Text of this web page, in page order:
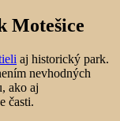
Motešice
aj historický park.
nevhodných
ako aj
časti.